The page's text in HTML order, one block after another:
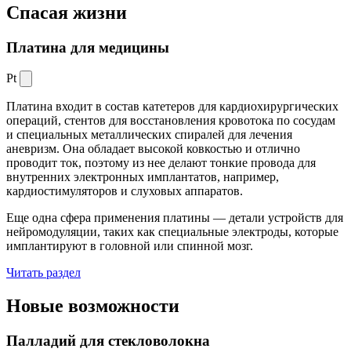
Спасая жизни
Платина для медицины
Pt
Платина входит в состав катетеров для кардиохирургических
операций, стентов для восстановления кровотока по сосудам
и специальных металлических спиралей для лечения
аневризм. Она обладает высокой ковкостью и отлично
проводит ток, поэтому из нее делают тонкие провода для
внутренних электронных имплантатов, например,
кардиостимуляторов и слуховых аппаратов.
Еще одна сфера применения платины — детали устройств для
нейромодуляции, таких как специальные электроды, которые
имплантируют в головной или спинной мозг.
Читать раздел
Новые возможности
Палладий для стекловолокна